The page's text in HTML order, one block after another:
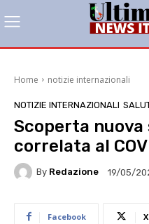
Home notizie internazionali
NOTIZIE INTERNAZIONALI
Scoperta nuova
correlata al
By Redazione 19/05/
Facebook X